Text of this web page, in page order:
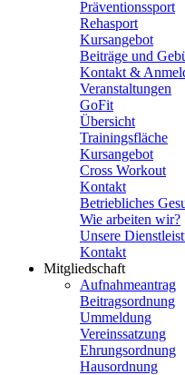
Präventionssport
Rehasport
Kursangebot
Beiträge und
Kontakt &
Veranstaltungen
GoFit
Übersicht
Trainingsfläche
Kursangebot
Cross Workout
Kontakt
Betriebliches
Wie arbeiten wir?
Unsere
Kontakt
Mitgliedschaft
Aufnahmeantrag
Beitragsordnung
Ummeldung
Vereinssatzung
Ehrungsordnung
Hausordnung